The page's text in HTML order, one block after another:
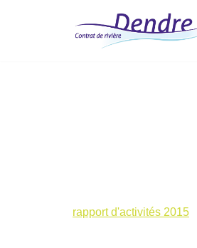
rapport d'activités 2015